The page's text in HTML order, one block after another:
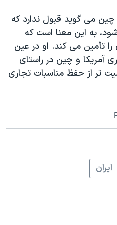
چين می گويد قبول ندارد که
به اين معنا است که
را تأمين می کند. او در عين
آمريکا و چين در راستای
تر از حفظ مناسبات تجاری
ايران